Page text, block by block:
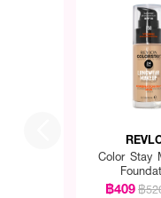
Color Stay
฿409฿